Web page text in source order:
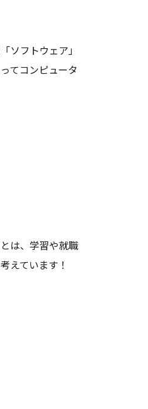
ソフトウェア」
てコンピュータ
は、学習や就職
えています！